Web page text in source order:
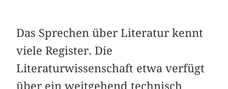
Das Sprechen über Literatur kennt
viele Register. Die
Literaturwissenschaft etwa verfügt
über ein weitgehend technisch